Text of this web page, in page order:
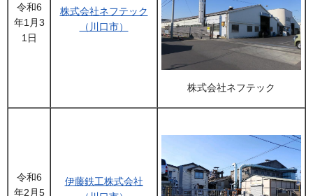
令和6
年1月3
1日
株式会社ネフテック
（川口市）
株式会社ネフテック
令和6
年2月5
伊藤鉄工株式会社